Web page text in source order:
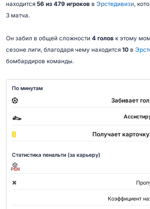
находится 56 из 479 игроковв Эрстедивизи,
3 матча.
Он забил в общей сложности 4 головк этому
сезоне лиги, благодаря чему находится 10в
бомбардиров команды.
По минутам
Забивает
Получает
Статистика пенальти (за карьеру)
PEN
Коэффициент